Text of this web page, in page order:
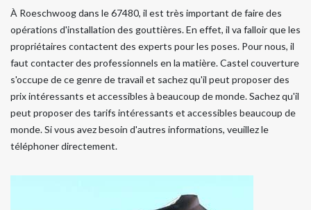
À Roeschwoog dans le 67480, il est très important de faire des
opérations d'installation des gouttières. En effet, il va falloir que les
propriétaires contactent des experts pour les poses. Pour nous, il
faut contacter des professionnels en la matière. Castel couverture
s'occupe de ce genre de travail et sachez qu'il peut proposer des
prix intéressants et accessibles à beaucoup de monde. Sachez qu'il
peut proposer des tarifs intéressants et accessibles beaucoup de
monde. Si vous avez besoin d'autres informations, veuillez le
téléphoner directement.